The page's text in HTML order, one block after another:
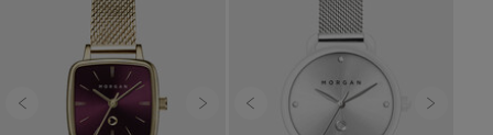
Previous Next Previous Next